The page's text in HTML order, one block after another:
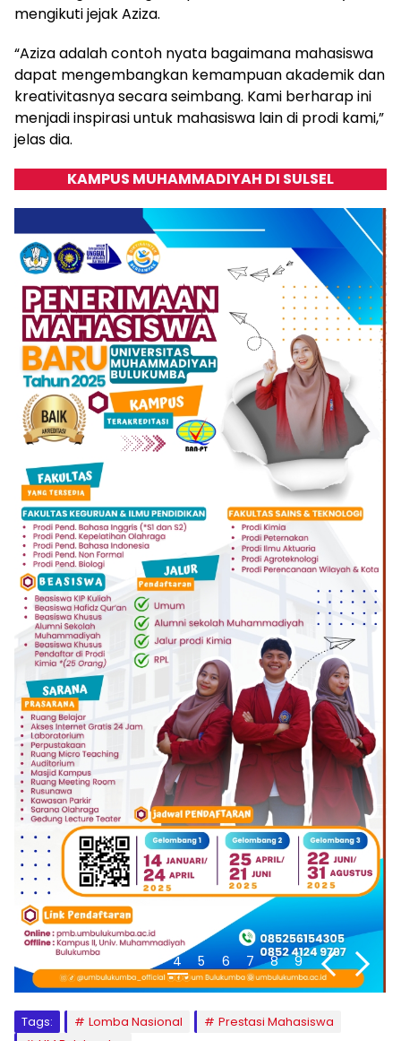
mengikuti jejak Aziza.
“Aziza adalah contoh nyata bagaimana mahasiswa
dapat mengembangkan kemampuan akademik dan
kreativitasnya secara seimbang. Kami berharap ini
menjadi inspirasi untuk mahasiswa lain di prodi kami,”
jelas dia.
KAMPUS MUHAMMADIYAH DI SULSEL
4 5 6 7 8 9
Tags: Lomba Nasional
Prestasi Mahasiswa